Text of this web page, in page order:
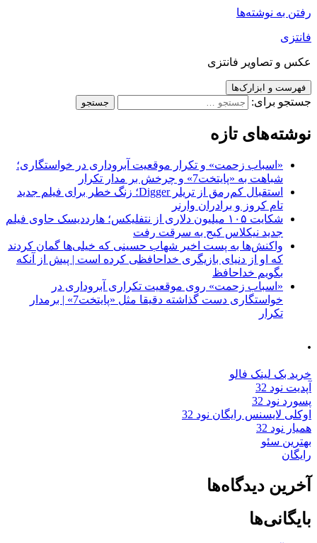
رفتن به نوشته‌ها
فانتزی
عکس و تصاویر فانتزی
فهرست و ابزارک‌ها
جستجو برای:
نوشته‌های تازه
«اسباب زحمت» و تکرار موقعیت آبروداری در خواستگاری؛
شباهت به «پایتخت7» و چرخش بر مدار تکرار
استقبال کم‌رمق از تریلر Digger؛ زنگ خطر برای فیلم جدید
تام کروز و برادران وارنر
شکایت ۱۰۵ میلیون دلاری از نتفلیکس؛ هارددیسک حاوی فیلم
جدید نیکلاس کیج به سرقت رفت
واکنش‌ها به پست اخیر شهاب حسینی که خیلی‌ها گمان کردند
که او از دنیای بازیگری خداحافظی کرده است | پیش از آنکه
بگویم خداحافظ
«اسباب زحمت» روی موقعیت تکراری آبروداری در
خواستگاری دست گذاشته دقیقا مثل «پایتخت7» | برمدار
تکرار
.
خرید بک لینک فالو
آپدیت نود 32
پسورد نود 32
اوکلی لایسنس رایگان نود 32
همیار نود 32
بهترین سئو
رایگان
آخرین دیدگاه‌ها
بایگانی‌ها